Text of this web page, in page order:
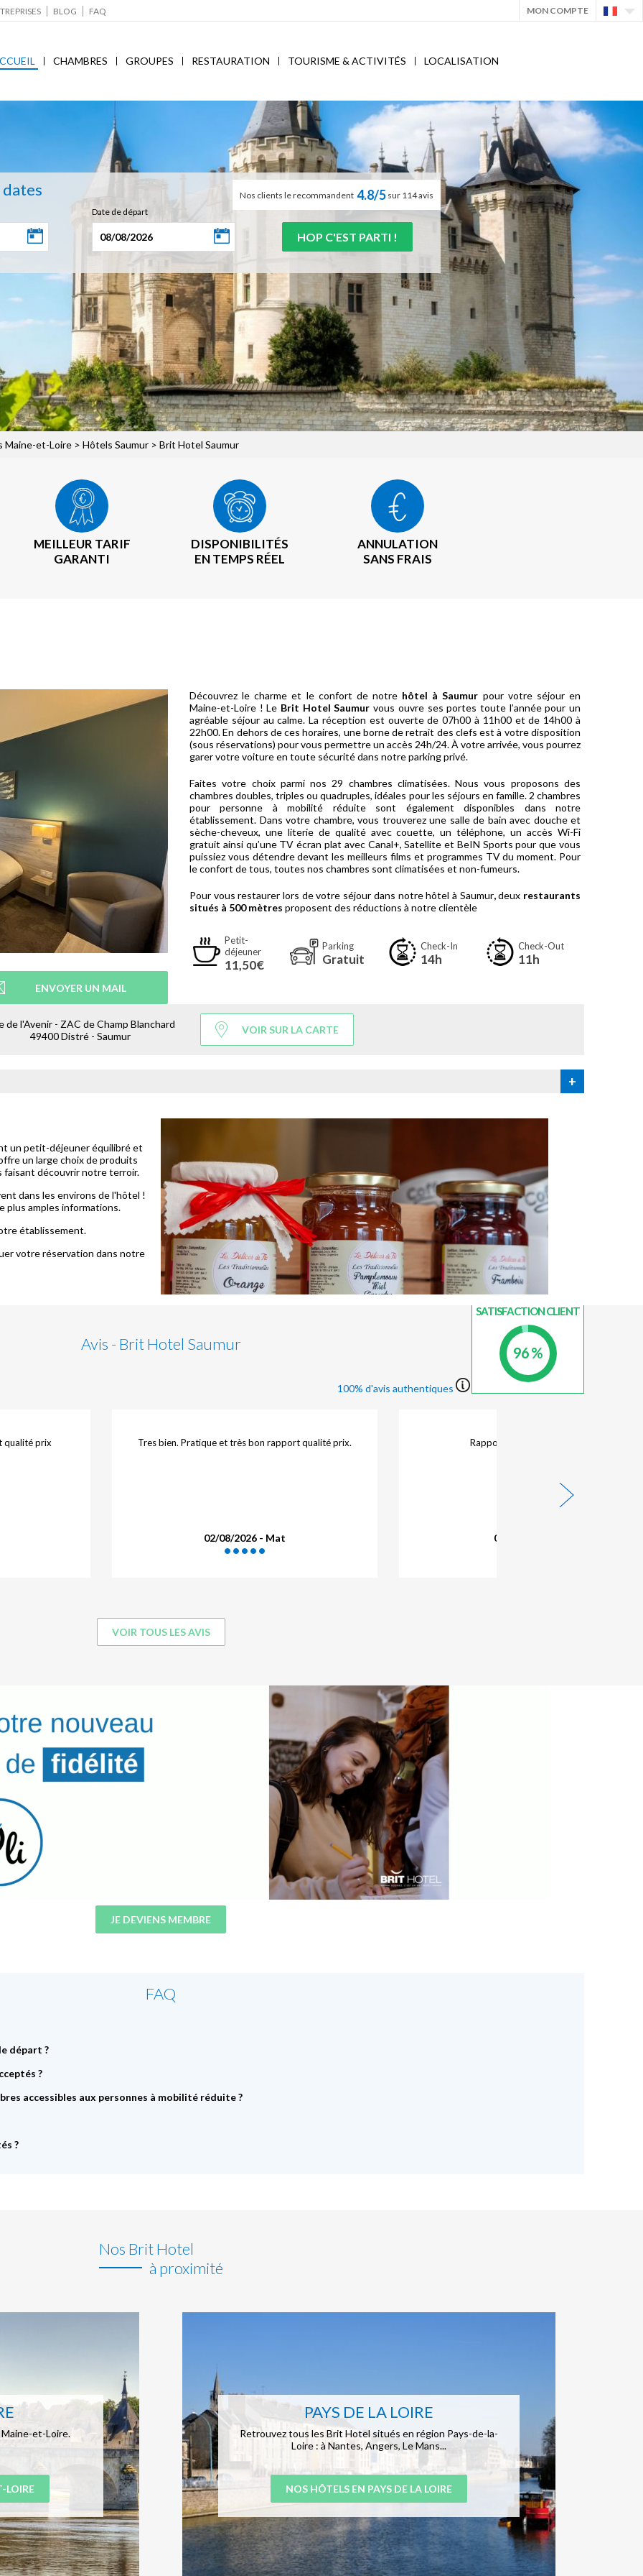
BLOG FAQ MON COMPTE
CHAMBRES GROUPES RESTAURATION TOURISME & ACTIVITÉS LOCALISATION
dates Nos clients le recommandent 4.8/5 sur 114 avis
Date de départ
Maine-et-Loire > Hôtels Saumur > Brit Hotel Saumur
MEILLEUR TARIF
GARANTI
DISPONIBILITÉS
EN TEMPS RÉEL
ANNULATION
SANS FRAIS
ENVOYER UN MAIL
Découvrez le charme et le confort de notre hôtel à Saumur pour votre séjour en
Maine-et-Loire ! Le Brit Hotel Saumur vous ouvre ses portes toute l’année pour un
agréable séjour au calme. La réception est ouverte de 07h00 à 11h00 et de 14h00 à
22h00. En dehors de ces horaires, une borne de retrait des clefs est à votre disposition
(sous réservations) pour vous permettre un accès 24h/24. À votre arrivée, vous pourrez
garer votre voiture en toute sécurité dans notre parking privé.
Faites votre choix parmi nos 29 chambres climatisées. Nous vous proposons des
chambres doubles, triples ou quadruples, idéales pour les séjours en famille. 2 chambres
pour personne à mobilité réduite sont également disponibles dans notre
établissement. Dans votre chambre, vous trouverez une salle de bain avec douche et
sèche-cheveux, une literie de qualité avec couette, un téléphone, un accès Wi-Fi
gratuit ainsi qu’une TV écran plat avec Canal+, Satellite et BeIN Sports pour que vous
puissiez vous détendre devant les meilleurs films et programmes TV du moment. Pour
le confort de tous, toutes nos chambres sont climatisées et non-fumeurs.
Pour vous restaurer lors de votre séjour dans notre hôtel à Saumur,deux restaurants
situés à 500 mètres proposent des réductions à notre clientèle
Petit-
déjeuner
11,50€
Parking
Gratuit
Check-In
14h
Check-Out
11h
de l'Avenir - ZAC de Champ Blanchard
49400 Distré - Saumur
VOIR SUR LA CARTE
+
un petit-déjeuner équilibré et
un large choix de produits
faisant découvrir notre terroir.
dans les environs de l'hôtel !
plus amples informations.
établissement.
votre réservation dans notre
Avis - Brit Hotel Saumur
100% d'avis authentiques
INDICE DE
SATISFACTION CLIENT
96 %
Séjour réussi, bien accueillis, bons renseignement
01/08/2026 - Peruez
Bonne expérience emplacement proche des
VOIR TOUS LES AVIS
JE DEVIENS MEMBRE
FAQ
départ ?
?
accessibles aux personnes à mobilité réduite ?
?
Nos Brit Hotel
à proximité
et-Loire.
LOIRE
PAYS DE LA LOIRE
Retrouvez tous les Brit Hotel situés en région Pays-de-la-
Loire : à Nantes, Angers, Le Mans...
NOS HÔTELS EN PAYS DE LA LOIRE